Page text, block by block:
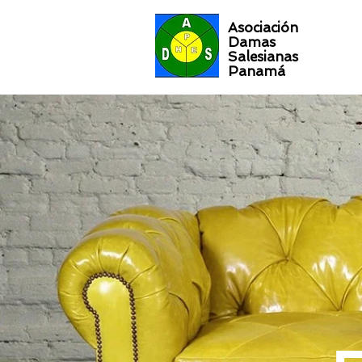
Asociación
Damas
Salesianas
Panamá